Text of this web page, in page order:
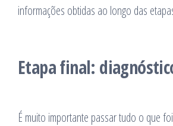
informações obtidas ao longo das
Etapa final:
É muito importante passar tudo o que